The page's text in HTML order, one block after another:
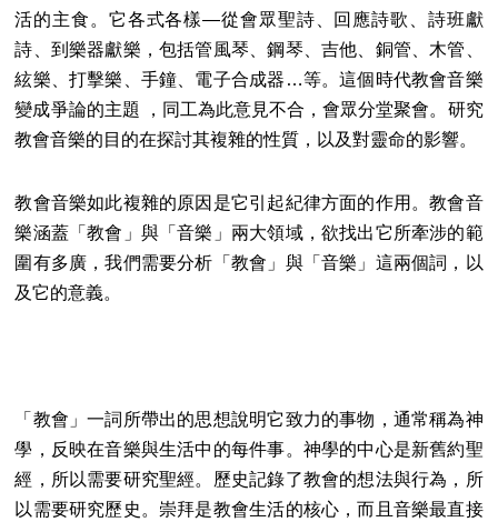
活的主食。它各式各樣―從會眾聖詩、回應詩歌、詩班獻
詩、到樂器獻樂，包括管風琴、鋼琴、吉他、銅管、木管、
絃樂、打擊樂、手鐘、電子合成器…等。這個時代教會音樂
變成爭論的主題 ，同工為此意見不合，會眾分堂聚會。研究
教會音樂的目的在探討其複雜的性質，以及對靈命的影響。
教會音樂如此複雜的原因是它引起紀律方面的作用。教會音
樂涵蓋「教會」與「音樂」兩大領域，欲找出它所牽涉的範
圍有多廣，我們需要分析「教會」與「音樂」這兩個詞，以
及它的意義。
「教會」一詞所帶出的思想說明它致力的事物，通常稱為神
學，反映在音樂與生活中的每件事。神學的中心是新舊約聖
經，所以需要研究聖經。歷史記錄了教會的想法與行為，所
以需要研究歷史。崇拜是教會生活的核心，而且音樂最直接